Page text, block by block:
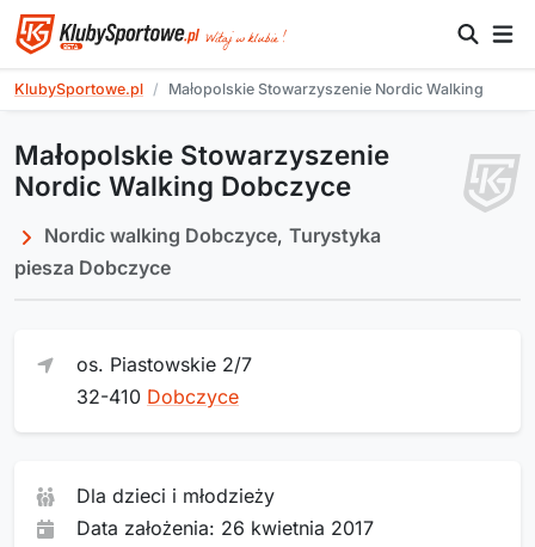
KlubySportowe.pl Małopolskie Stowarzyszenie Nordic Walking
Małopolskie Stowarzyszenie
Nordic Walking Dobczyce
Nordic walking Dobczyce, Turystyka
piesza Dobczyce
os. Piastowskie 2/7
32-410 Dobczyce
Dla dzieci i młodzieży
Data założenia: 26 kwietnia 2017